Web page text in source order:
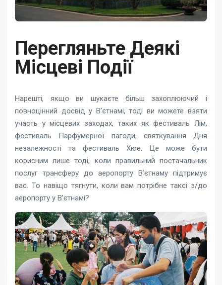
Перегляньте Деякі
Місцеві Події
Нарешті, якщо ви шукаєте більш захоплюючий і
повноцінний досвід у В’єтнамі, тоді ви можете взяти
участь у місцевих заходах, таких як фестиваль Лім,
фестиваль Парфумерної пагоди, святкування Дня
незалежності та фестиваль Хюе. Це може бути
корисним лише тоді, коли правильний постачальник
послуг трансферу до аеропорту В’єтнаму підтримує
вас. То навіщо тягнути, коли вам потрібне таксі з/до
аеропорту у В’єтнамі?